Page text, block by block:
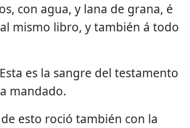
con agua, y lana de grana, é
mismo libro, y también á todo
es la sangre del testamento
mandado.
esto roció también con la